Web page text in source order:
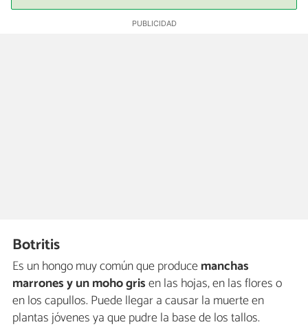
Botritis
Es un hongo muy común que producemanchas
marrones y un moho grisen las hojas, en las flores o
en los capullos. Puede llegar a causar la muerte en
plantas jóvenes ya que pudre la base de los tallos.